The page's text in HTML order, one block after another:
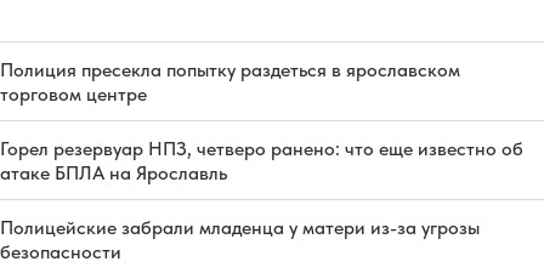
Полиция пресекла попытку раздеться в ярославском
торговом центре
Горел резервуар НПЗ, четверо ранено: что еще известно об
атаке БПЛА на Ярославль
Полицейские забрали младенца у матери из-за угрозы
безопасности